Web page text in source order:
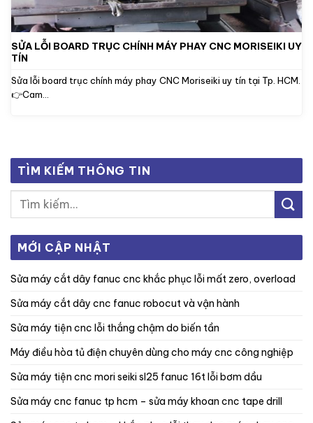
SỬA LỖI BOARD TRỤC CHÍNH MÁY PHAY CNC MORISEIKI UY
TÍN
Sửa lỗi board trục chính máy phay CNC Moriseiki uy tín tại Tp. HCM.
👉Cam...
TÌM KIẾM THÔNG TIN
MỚI CẬP NHẬT
sửa máy cắt dây fanuc cnc khắc phục lỗi mất zero, overload
sửa máy cắt dây cnc fanuc robocut và vận hành
sửa máy tiện cnc lỗi thắng chậm do biến tần
máy điều hòa tủ điện chuyên dùng cho máy cnc công nghiệp
sửa máy tiện cnc mori seiki sl25 fanuc 16t lỗi bơm dầu
sửa máy cnc fanuc tp hcm – sửa máy khoan cnc tape drill